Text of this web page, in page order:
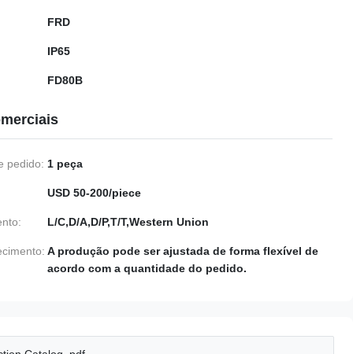
FRD
IP65
FD80B
pedido: 1 peça
USD 50-200/piece
L/C,D/A,D/P,T/T,Western Union
A produção pode ser ajustada de forma flexível de
acordo com a quantidade do pedido.